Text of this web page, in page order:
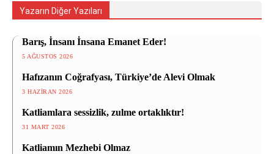
Yazarın Diğer Yazıları
Barış, İnsanı İnsana Emanet Eder!
5 AĞUSTOS 2026
Hafızanın Coğrafyası, Türkiye’de Alevi Olmak
3 HAZIRAN 2026
Katliamlara sessizlik, zulme ortaklıktır!
31 MART 2026
Katliamın Mezhebi Olmaz